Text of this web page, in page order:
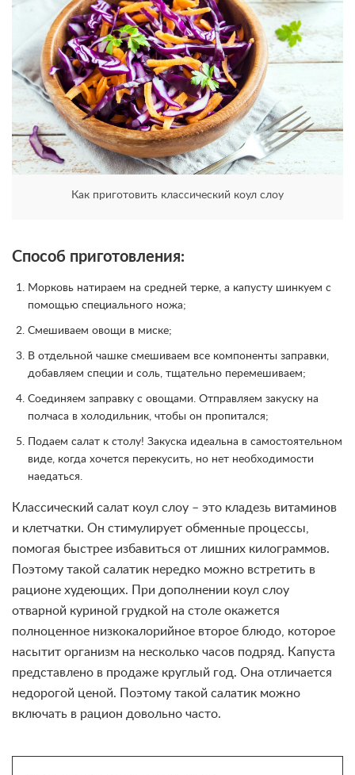
Как приготовить классический коул слоу
Способ приготовления:
Морковь натираем на средней терке, а капусту шинкуем с
помощью специального ножа;
Смешиваем овощи в миске;
В отдельной чашке смешиваем все компоненты заправки,
добавляем специи и соль, тщательно перемешиваем;
Соединяем заправку с овощами. Отправляем закуску на
полчаса в холодильник, чтобы он пропитался;
Подаем салат к столу! Закуска идеальна в самостоятельном
виде, когда хочется перекусить, но нет необходимости
наедаться.
Классический салат коул слоу – это кладезь витаминов
и клетчатки. Он стимулирует обменные процессы,
помогая быстрее избавиться от лишних килограммов.
Поэтому такой салатик нередко можно встретить в
рационе худеющих. При дополнении коул слоу
отварной куриной грудкой на столе окажется
полноценное низкокалорийное второе блюдо, которое
насытит организм на несколько часов подряд. Капуста
представлено в продаже круглый год. Она отличается
недорогой ценой. Поэтому такой салатик можно
включать в рацион довольно часто.